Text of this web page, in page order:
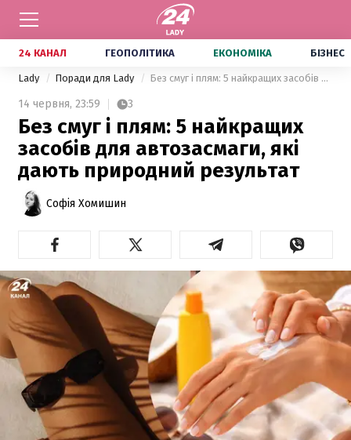
24 КАНАЛ ГЕОПОЛІТИКА ЕКОНОМІКА БІЗНЕС
Lady Поради для Lady Без смуг і плям: 5 найкращих засобів для автозасмаги, які дають природний результат
14 червня, 23:59 3
Без смуг і плям: 5 найкращих
засобів для автозасмаги, які
дають природний результат
Софія Хомишин